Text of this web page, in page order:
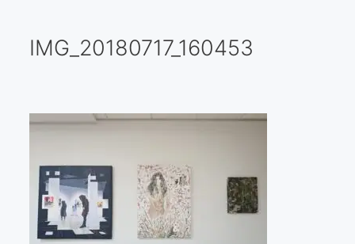
Artistas
Visitas a los ateliers o talleres de artistas
Qué dicen de nosotros?
Aviso legal
IMG_20180717_160453